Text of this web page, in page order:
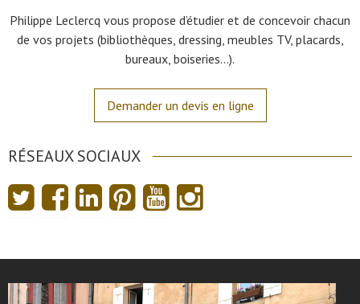
Philippe Leclercq vous propose d’étudier et de concevoir chacun
de vos projets (bibliothèques, dressing, meubles TV, placards,
bureaux, boiseries…).
Demander un devis en ligne
RÉSEAUX SOCIAUX